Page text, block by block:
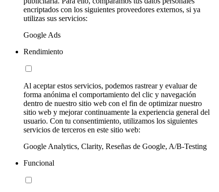
encriptados con los siguientes proveedores externos, si ya
utilizas sus servicios:
Google Ads
Rendimiento
Al aceptar estos servicios, podemos rastrear y evaluar de
forma anónima el comportamiento del clic y navegación
dentro de nuestro sitio web con el fin de optimizar nuestro
sitio web y mejorar continuamente la experiencia general del
usuario. Con tu consentimiento, utilizamos los siguientes
servicios de terceros en este sitio web:
Google Analytics, Clarity, Reseñas de Google, A/B-Testing
Funcional